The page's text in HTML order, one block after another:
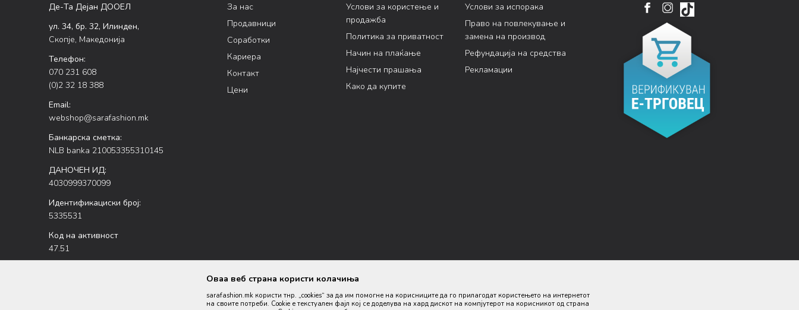
Де-Та Дејан ДООЕЛ
ул. 34, бр. 32, Илинден,
Скопје, Македонија
Телефон:
070 231 608
(0)2 32 18 388
Email:
webshop@sarafashion.mk
Банкарска сметка:
NLB banka 210053355310145
ДАНОЧЕН ИД:
4030999370099
Идентификациски број:
5335531
Код на активност
47.51
За нас
Продавници
Соработки
Кариера
Контакт
Цени
Услови за користење и
продажба
Политика за приватност
Начин на плаќање
Најчести прашања
Како да купите
Услови за испорака
Право на повлекување и
замена на производ
Рефундација на средства
Рекламации
Оваа веб страна користи колачиња
sarafashion.mk користи тнр. „cookies“ за да им помогне на корисниците да го прилагодат користењето на интернетот
на своите потреби. Cookie е текстуален фајл кој се доделува на хард дискот на компјутерот на корисникот од страна